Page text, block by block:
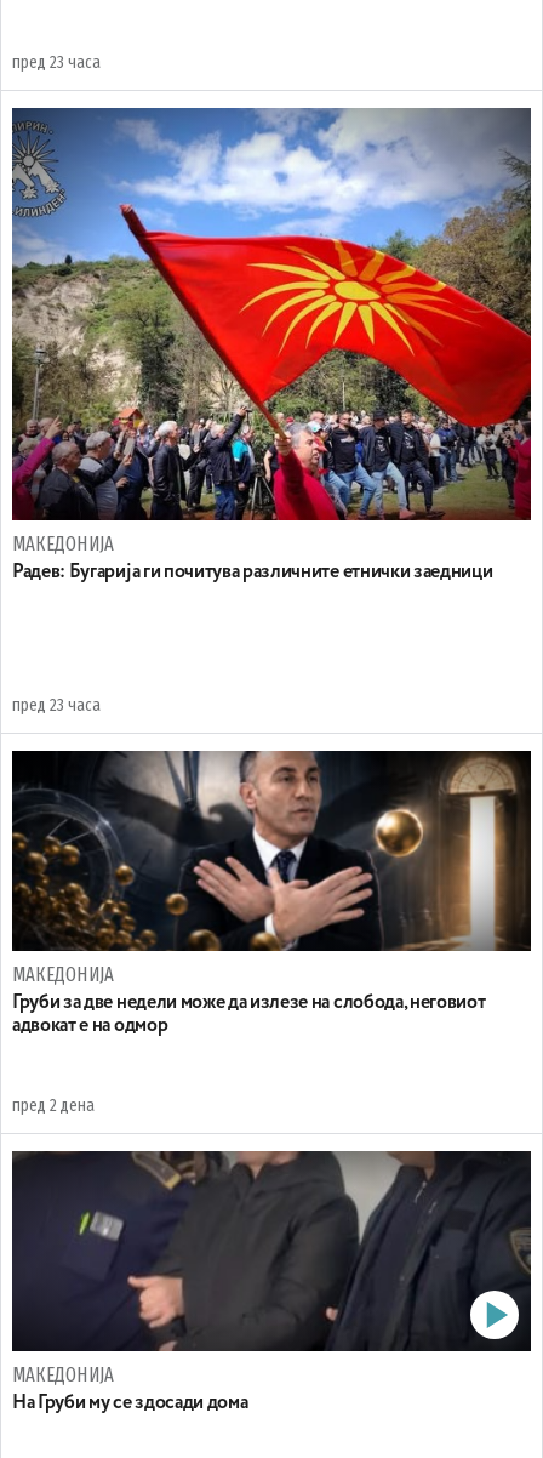
пред 23 часа
МАКЕДОНИЈА
Радев: Бугарија ги почитува различните етнички заедници
пред 23 часа
МАКЕДОНИЈА
Груби за две недели може да излезе на слобода, неговиот
адвокат е на одмор
пред 2 дена
МАКЕДОНИЈА
На Груби му се здосади дома